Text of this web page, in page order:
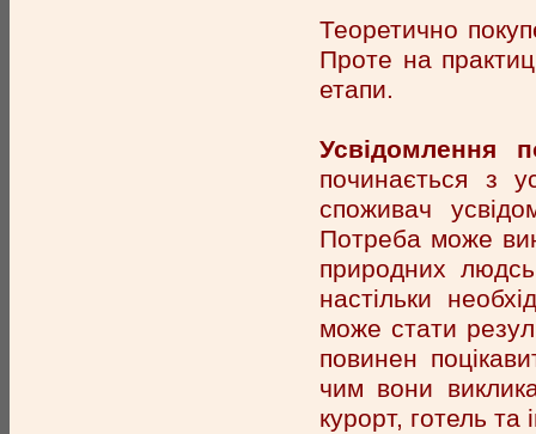
Теоретично
Проте на
етапи.
Усвідомлення
починається з
споживач
Потреба може
природних
настільки
може стати
повинен
чим вони
курорт, готель та